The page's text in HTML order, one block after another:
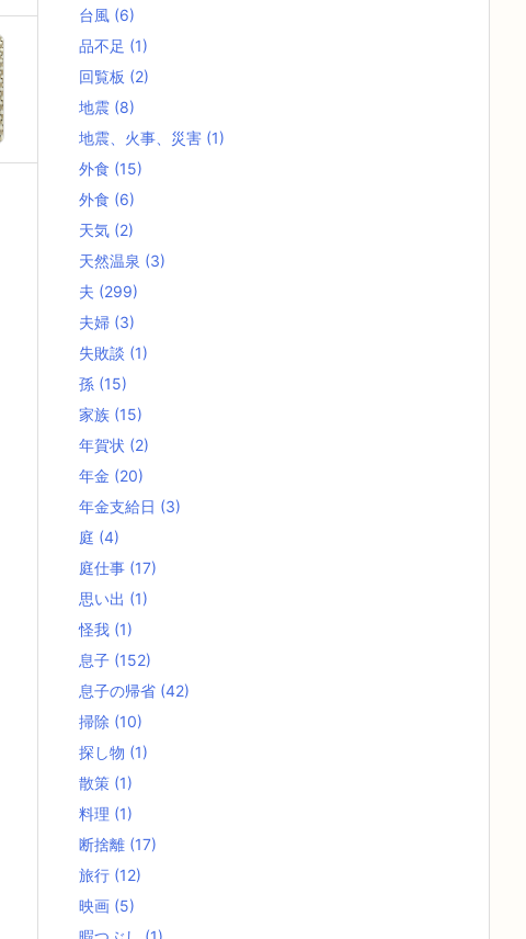
台風 (6)
品不足 (1)
回覧板 (2)
地震 (8)
地震、火事、災害 (1)
外食 (15)
外食 (6)
天気 (2)
天然温泉 (3)
夫 (299)
夫婦 (3)
失敗談 (1)
孫 (15)
家族 (15)
年賀状 (2)
年金 (20)
年金支給日 (3)
庭 (4)
庭仕事 (17)
思い出 (1)
怪我 (1)
息子 (152)
息子の帰省 (42)
掃除 (10)
探し物 (1)
散策 (1)
料理 (1)
断捨離 (17)
旅行 (12)
映画 (5)